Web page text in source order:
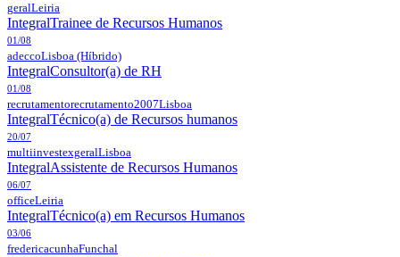
geralLeiria
IntegralTrainee de Recursos Humanos
01/08
adeccoLisboa (Híbrido)
IntegralConsultor(a) de RH
01/08
recrutamentorecrutamento2007Lisboa
IntegralTécnico(a) de Recursos humanos
20/07
multiinvestexgeralLisboa
IntegralAssistente de Recursos Humanos
06/07
officeLeiria
IntegralTécnico(a) em Recursos Humanos
03/06
fredericacunhaFunchal